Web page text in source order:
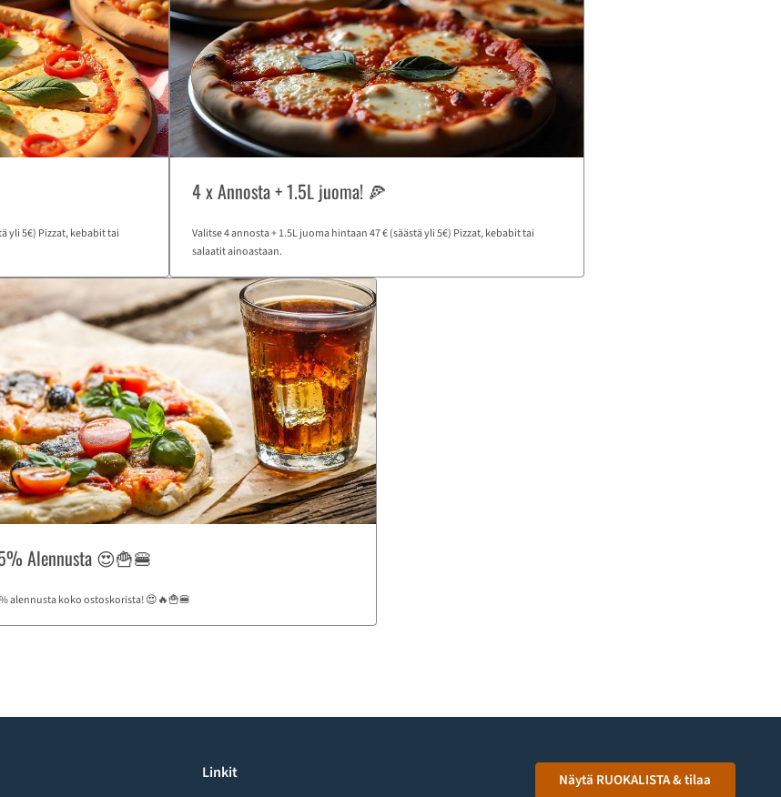
yli 5€) Pizzat, kebabit tai
4 x Annosta + 1.5L juoma! 🍕
Valitse 4 annosta + 1.5L juoma hintaan 47 € (säästä yli 5€) Pizzat, kebabit tai
salaatit ainoastaan.
Alennusta 😍🍟🍔
alennusta koko ostoskorista! 😍🔥🍟🍔
Linkit Näytä RUOKALISTA & tilaa